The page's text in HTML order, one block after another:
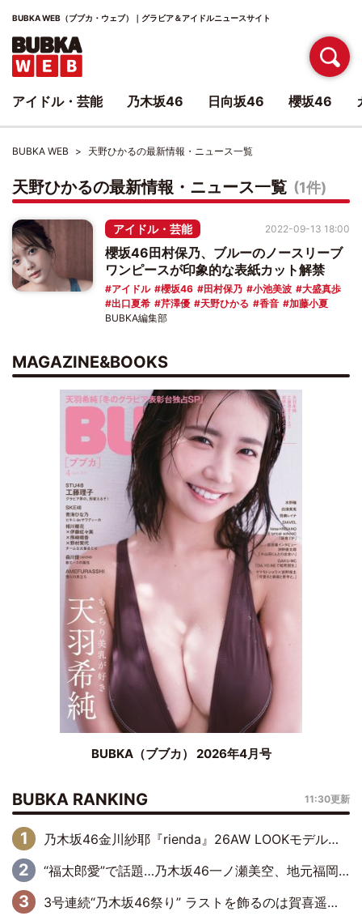
BUBKA WEB（ブブカ・ウェブ）｜グラビア＆アイドルニュースサイト
BUBKA WEB 天野ひかるの最新情報・ニュース一覧
天野ひかるの最新情報・ニュース一覧 (1件)
アイドル・芸能
櫻坂46田村保乃、ブルーのノースリーブ
ワンピースが印象的な表紙カット解禁
アイドル 櫻坂46 田村保乃 小池美波
大盛真歩
出口夏希
芹澤優 天野ひかる 香音 加藤小夏
2022-09-13 18:00
BUBKA編集部
MAGAZINE&BOOKS
BUBKA（ブブカ） 2026年4月号
BUBKA RANKING 11:30更新
乃木坂46金川紗耶『rienda』26AW LOOKモデルに就任
“福太郎愛”で話題…乃木坂46一ノ瀬美空、地元福岡『めんべい25周年トップサポーター』に就任
3号連続“乃木坂46祭り” ラストを飾るのは賀喜遥香…5年ぶりの登場に「5年分大人になった私を見ていただけたら」
アイドル・芸能 乃木坂46 日向坂46 櫻坂46